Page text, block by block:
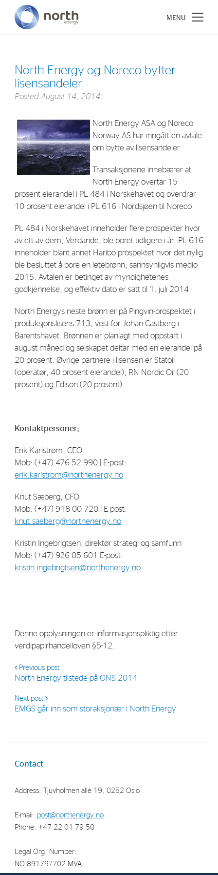
North Energy og Noreco bytter
lisensandeler
Posted August 14, 2014
North Energy ASA og Noreco
Norway AS har inngått en avtale
om bytte av lisensandeler.
Transaksjonene innebærer at
North Energy overtar 15
prosent eierandel i PL 484 i Norskehavet og overdrar
10 prosent eierandel i PL 616 i Nordsjøen til Noreco.
PL 484 i Norskehavet inneholder flere prospekter hvor
av ett av dem, Verdande, ble boret tidligere i år. PL 616
inneholder blant annet Haribo prospektet hvor det nylig
ble besluttet å bore en letebrønn, sannsynligvis medio
2015. Avtalen er betinget av myndighetenes
godkjennelse, og effektiv dato er satt til 1. juli 2014.
North Energys neste brønn er på Pingvin-prospektet i
produksjonslisens 713, vest for Johan Castberg i
Barentshavet. Brønnen er planlagt med oppstart i
august måned og selskapet deltar med en eierandel på
20 prosent. Øvrige partnere i lisensen er Statoil
(operatør, 40 prosent eierandel), RN Nordic Oil (20
prosent) og Edison (20 prosent).
Kontaktpersoner;
Erik Karlstrøm, CEO
Mob: (+47) 476 52 990 | E-post:
erik.karlstrom@northenergy.no
Knut Sæberg, CFO
Mob: (+47) 918 00 720 | E-post:
knut.saeberg@northenergy.no
Kristin Ingebrigtsen, direktør strategi og samfunn
Mob: (+47) 926 05 601 E-post:
kristin.ingebrigtsen@northenergy.no
Denne opplysningen er informasjonspliktig etter
verdipapirhandelloven §5-12.
Previous post
North Energy tilstede på ONS 2014
Next post
EMGS går inn som storaksjonær i North Energy
Contact
Address: Tjuvholmen allé 19, 0252 Oslo
E-mail: post@northenergy.no
Phone: +47 22 01 79 50
Legal Org. Number:
NO 891797702 MVA
About North Energy
Company History
Board & Management
Investments
Industrial Holdings
Financial Investments
Strategy
Investors
Share Performance
Financial Reports & Calendar
Stock Exchange Releases
Share Information
Corporate Governance